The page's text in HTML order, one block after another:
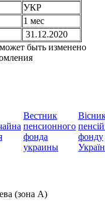
УКР
1 мес
31.12.2020
быть изменено
Вестник
пенсионного
фонда
украины
фонду
(зона А)